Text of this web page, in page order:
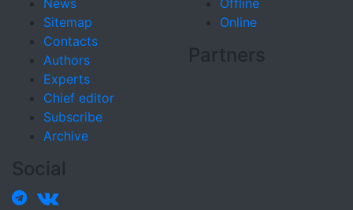
News
Sitemap
Contacts
Authors
Experts
Chief editor
Subscribe
Archive
Offline
Online
Partners
Social